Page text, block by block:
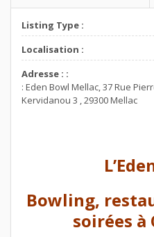
Listing Type :
Localisation :
Adresse : :
: Eden Bowl Mellac, 37 Rue
Kervidanou 3 , 29300 Mellac
Bowling,
soirées à